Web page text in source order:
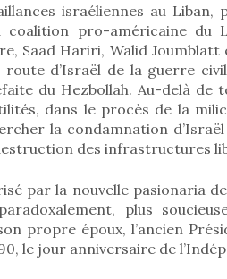
israéliennes au Liban,
pro-américaine du
Saad Hariri, Walid
route d’Israël de la guerre
du Hezbollah. Au-delà de
dans le procès de la
la condamnation
des infrastructures
par la nouvelle pasionaria
plus
propre époux, l’ancien
le jour anniversaire de